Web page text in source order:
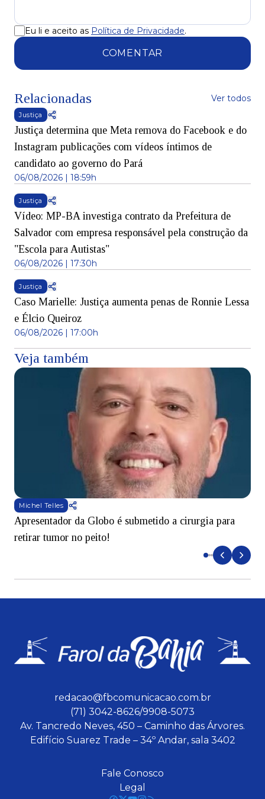
Eu li e aceito as Política de Privacidade.
COMENTAR
Relacionadas Ver todos
Justiça
Justiça determina que Meta remova do Facebook e do
Instagram publicações com vídeos íntimos de
candidato ao governo do Pará
06/08/2026 | 18:59h
Justiça
Vídeo: MP-BA investiga contrato da Prefeitura de
Salvador com empresa responsável pela construção da
"Escola para Autistas"
06/08/2026 | 17:30h
Justiça
Caso Marielle: Justiça aumenta penas de Ronnie Lessa
e Élcio Queiroz
06/08/2026 | 17:00h
Veja também
Michel Telles
Apresentador da Globo é submetido a cirurgia para
retirar tumor no peito!
redacao@fbcomunicacao.com.br
(71) 3042-8626/9908-5073
Av. Tancredo Neves, 450 – Caminho das Árvores.
Edifício Suarez Trade – 34º Andar, sala 3402
Fale Conosco
Legal